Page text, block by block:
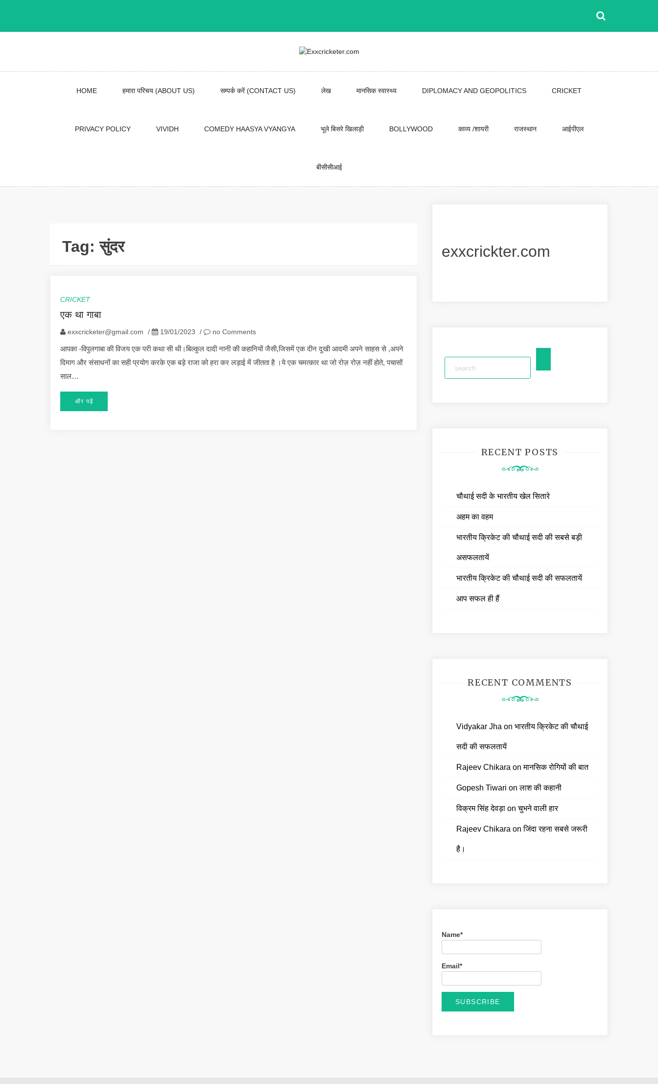
HOME हमारा परिचय (ABOUT US) सम्पर्क करें (CONTACT US) लेख मानसिक स्वास्थ्य DIPLOMACY AND GEOPOLITICS CRICKET
PRIVACY POLICY VIVIDH COMEDY HAASYA VYANGYA भूले बिसरे खिलाड़ी BOLLYWOOD काव्य /शायरी राजस्थान आईपीएल
बीसीसीआई
Tag:सुंदर
CRICKET
एक था गाबा
exxcricketer@gmail.com / 19/01/2023 / no Comments
आपका -विपुलगाबा की विजय एक परी कथा सी थी।बिल्कुल दादी नानी की कहानियों जैसी,जिसमें एक दीन दुखी आदमी अपने साहस से ,अपने
दिमाग और संसाधनों का सही प्रयोग करके एक बड़े राजा को हरा कर लड़ाई में जीतता है ।ये एक चमत्कार था जो रोज़ रोज़ नहीं होते, पचासों
साल…
और पढ़ें
exxcrickter.com
RECENT POSTS
चौथाई सदी के भारतीय खेल सितारे
अहम का वहम
भारतीय क्रिकेट की चौथाई सदी की सबसे बड़ी
असफलतायें
भारतीय क्रिकेट की चौथाई सदी की सफलतायें
आप सफल ही हैं
RECENT COMMENTS
Vidyakar Jha on भारतीय क्रिकेट की चौथाई
सदी की सफलतायें
Rajeev Chikara onमानसिक रोगियों की बात
Gopesh Tiwari onलाश की कहानी
विक्रम सिंह देवड़ा onचुभने वाली हार
Rajeev Chikara onजिंदा रहना सबसे जरूरी
है।
Name*
Email*